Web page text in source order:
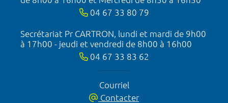
04 67 33 80 79
Secrétariat Pr CARTRON, lundi et mardi de 9h00
à 17h00 - jeudi et vendredi de 8h00 à 16h00
04 67 33 83 62
Courriel
Contacter